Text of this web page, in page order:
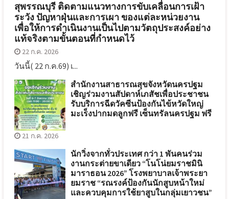
สุพรรณบุรี ติดตามแนวทางการขับเคลื่อนการเฝ้า
ระวัง ปัญหาฝุ่นและการเผา ของแต่ละหน่วยงาน
เพื่อให้การดำเนินงานเป็นไปตามวัตถุประสงค์อย่าง
แท้จริงตามขั้นตอนที่กำหนดไว้
22 ก.ค. 2026
วันนี้( 22 ก.ค.69) เ...
สำนักงานสาธารณสุขจังหวัดนครปฐม
เชิญร่วมงานสัปดาห์เภสัชเพื่อประชาชน
รับบริการฉีดวัคซีนป้องกันไข้หวัดใหญ่
มะเร็งปากมดลูกฟรี เซ็นทรัลนครปฐม ฟรี
21 ก.ค. 2026
นักวิ่งจากทั่วประเทศ กว่า 1 พันคนร่วม
งานกระต่ายขาเดียว “โนโน่ยมราชมินิ
มาราธอน 2026” โรงพยาบาลเจ้าพระยา
ยมราช “รณรงค์ป้องกันนักสูบหน้าใหม่
และควบคุมการใช้ยาสูบในกลุ่มเยาวชน”